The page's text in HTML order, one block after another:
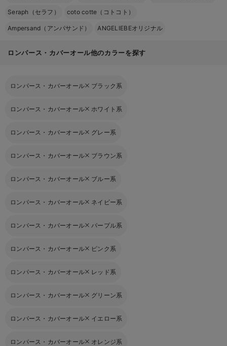
Seraph（セラフ） coto cotte（コトコト）
Ampersand（アンパサンド） ANGELIEBEオリジナル
ロンパース・カバーオール他のカラーを探す
ロンパース・カバーオール ブラック系
ロンパース・カバーオール ホワイト系
ロンパース・カバーオール グレー系
ロンパース・カバーオール ブラウン系
ロンパース・カバーオール ブルー系
ロンパース・カバーオール ネイビー系
ロンパース・カバーオール パープル系
ロンパース・カバーオール ピンク系
ロンパース・カバーオール レッド系
ロンパース・カバーオール グリーン系
ロンパース・カバーオール イエロー系
ロンパース・カバーオール オレンジ系